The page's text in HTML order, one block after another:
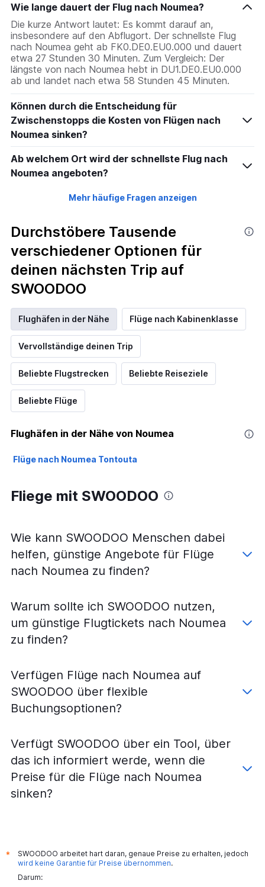
1
Y
axis
displaying
values.
Range:
0
2880.
Wie lange dauert der Flug nach Noumea?
Die kurze Antwort lautet: Es kommt darauf an,
insbesondere auf den Abflugort. Der schnellste Flug
nach Noumea geht ab FK0.DE0.EU0.000 und dauert
etwa 27 Stunden 30 Minuten. Zum Vergleich: Der
längste von nach Noumea hebt in DU1.DE0.EU0.000
ab und landet nach etwa 58 Stunden 45 Minuten.
Können durch die Entscheidung für
Zwischenstopps die Kosten von Flügen nach
Noumea sinken?
Ab welchem Ort wird der schnellste Flug nach
Noumea angeboten?
Mehr häufige Fragen anzeigen
Durchstöbere Tausende
verschiedener Optionen für
deinen nächsten Trip auf
SWOODOO
Flughäfen in der Nähe Flüge nach Kabinenklasse
Vervollständige deinen Trip
Beliebte Flugstrecken Beliebte Reiseziele
Beliebte Flüge
Flughäfen in der Nähe von Noumea
Flüge nach Noumea Tontouta
Fliege mit SWOODOO
Wie kann SWOODOO Menschen dabei
helfen, günstige Angebote für Flüge
nach Noumea zu finden?
Warum sollte ich SWOODOO nutzen,
um günstige Flugtickets nach Noumea
zu finden?
Verfügen Flüge nach Noumea auf
SWOODOO über flexible
Buchungsoptionen?
Verfügt SWOODOO über ein Tool, über
das ich informiert werde, wenn die
Preise für die Flüge nach Noumea
sinken?
*
SWOODOO arbeitet hart daran, genaue Preise zu erhalten, jedoch
wird keine Garantie für Preise übernommen.
Darum: